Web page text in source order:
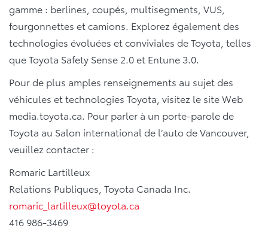
gamme : berlines, coupés, multisegments, VUS,
fourgonnettes et camions. Explorez également des
technologies évoluées et conviviales de Toyota, telles
que Toyota Safety Sense 2.0 et Entune 3.0.
Pour de plus amples renseignements au sujet des
véhicules et technologies Toyota, visitez le site Web
media.toyota.ca. Pour parler à un porte-parole de
Toyota au Salon international de l’auto de Vancouver,
veuillez contacter :
Romaric Lartilleux
Relations Publiques, Toyota Canada Inc.
romaric_lartilleux@toyota.ca
416 986-3469